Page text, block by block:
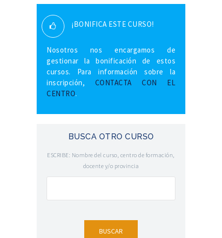
¡BONIFICA ESTE CURSO!
Nosotros nos encargamos de
gestionar la bonificación de estos
cursos. Para información sobre la
inscripción, CONTACTA CON EL
CENTRO.
BUSCA OTRO CURSO
ESCRIBE: Nombre del curso, centro de formación,
docente y/o provincia